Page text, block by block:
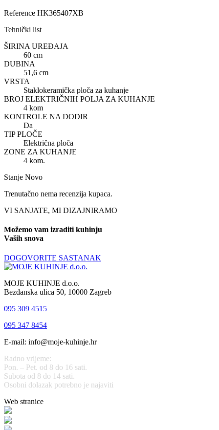
Reference HK365407XB
Tehnički list
ŠIRINA UREĐAJA
60 cm
DUBINA
51,6 cm
VRSTA
Staklokeramička ploča za kuhanje
BROJ ELEKTRIČNIH POLJA ZA KUHANJE
4 kom
KONTROLE NA DODIR
Da
TIP PLOČE
Električna ploča
ZONE ZA KUHANJE
4 kom.
Stanje Novo
Trenutačno nema recenzija kupaca.
VI SANJATE, MI DIZAJNIRAMO
Možemo vam izraditi kuhinju
Vaših snova
DOGOVORITE SASTANAK
MOJE KUHINJE d.o.o.
Bezdanska ulica 50, 10000 Zagreb
095 309 4515
095 347 8454
E-mail: info@moje-kuhinje.hr
Radno vrijeme:
Pon. – Pet. od 8 do 16 sati.
Subota od 8 do 14 sati.
Osobni dolazak potrebno je najaviti
Web stranice